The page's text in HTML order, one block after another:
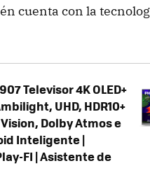
cuenta con la
Televisor 4K OLED+
UHD, HDR10+
Vision, Dolby Atmos e
Inteligente |
FI | Asistente de